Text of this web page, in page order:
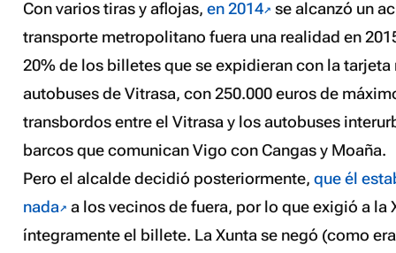
Con varios tiras y aflojas,en 2014
se alcanzó un
transporte metropolitano fuera una realidad en
20% de los billetes que se expidieran con la
autobuses de Vitrasa, con 250.000 euros de
transbordos entre el Vitrasa y los autobuses
barcos que comunican Vigo con Cangas y Moaña.
Pero el alcalde decidió posteriormente,que él
nada
a los vecinos de fuera, por lo que exigió a la
íntegramente el billete. La Xunta se negó (como